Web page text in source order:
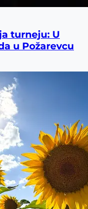
turneju: U
u Požarevcu